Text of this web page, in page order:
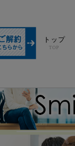
トップ
TOP